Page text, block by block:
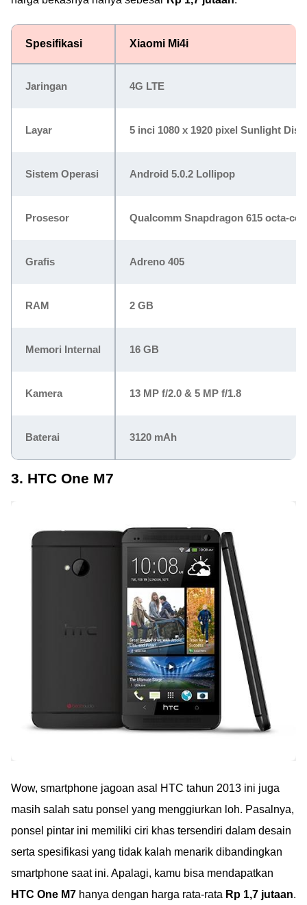
Spesifikasi Xiaomi Mi4i
Jaringan 4G LTE
Layar 5 inci 1080 x 1920 pixel Sunlight
Sistem Operasi Android 5.0.2 Lollipop
Prosesor Qualcomm Snapdragon 615 octa-
Grafis Adreno 405
RAM 2 GB
Memori Internal 16 GB
Kamera 13 MP f/2.0 & 5 MP f/1.8
Baterai 3120 mAh
3. HTC One M7
Wow, smartphone jagoan asal HTC tahun 2013 ini juga
masih salah satu ponsel yang menggiurkan loh. Pasalnya,
ponsel pintar ini memiliki ciri khas tersendiri dalam desain
serta spesifikasi yang tidak kalah menarik dibandingkan
smartphone saat ini. Apalagi, kamu bisa mendapatkan
HTC One M7 hanya dengan harga rata-rata Rp 1,7 jutaan.